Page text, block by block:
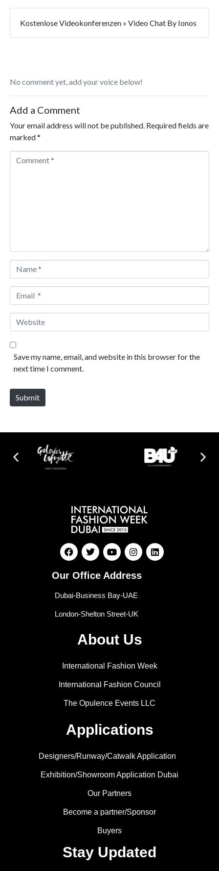
Kostenlose Videokonferenzen » Video Chat By Ionos
No comment yet, add your voice below!
Add a Comment
Your email address will not be published. Required fields are
marked*
Comment *
Name *
Email *
Website
Save my name, email, and website in this browser for the
next time I comment.
Submit
Our Office Address
Dubai-Business Bay-UAE
London-Shelton Street-UK
About Us
International Fashion Week
International Fashion Council
The Opulence Events LLC
Applications
Designers/Runway/Catwalk Application
Exhibition/Showroom Application Dubai
Our Partners
Become a partner/Sponsor
Buyers
Stay Updated